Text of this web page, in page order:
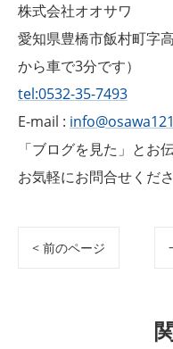
株式会社オオサワ
愛知県豊橋市飯村町字
から車で3分です）
tel:0532-35-7493
E-mail :
「ブログを見た」とお
お気軽にお問合せくだ
< 前のページ